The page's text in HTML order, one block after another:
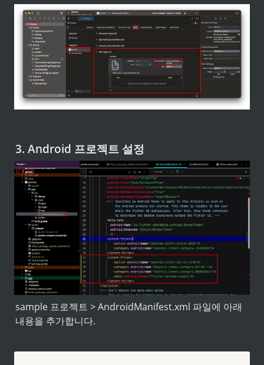
3. Android 프로젝트 설정
sample 프로젝트 > AndroidManifest.xml 파일에 아래
내용을 추가합니다.